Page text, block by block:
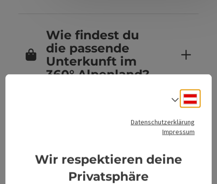
Wie findest du
die passende
Unterkunft im
360° Alpenland?
Sind Hunde in
360° Alpenland
erlaubt?
Datenschutzerklärung
Impressum
Wir respektieren deine
Privatsphäre